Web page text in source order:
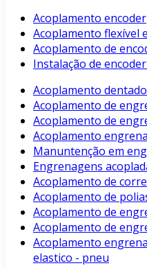
Acoplamento encoder
Acoplamento flexível
Acoplamento de
Instalação de
Acoplamento dentado
Acoplamento de
Acoplamento de
Acoplamento
Manuntenção em
Engrenagens
Acoplamento de
Acoplamento de
Acoplamento de
Acoplamento de
Acoplamento
elastico - pneu